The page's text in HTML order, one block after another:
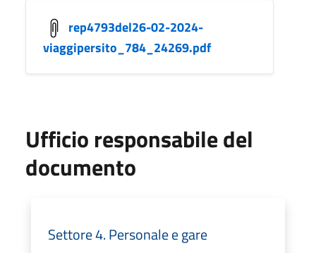
rep4793del26-02-2024-
viaggipersito_784_24269.pdf
Ufficio responsabile del
documento
Settore 4. Personale e gare